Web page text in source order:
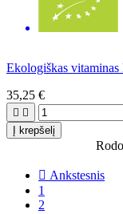
Ekologiškas
35,25 €
 
Į krepšelį
 Ankstesnis
1
2